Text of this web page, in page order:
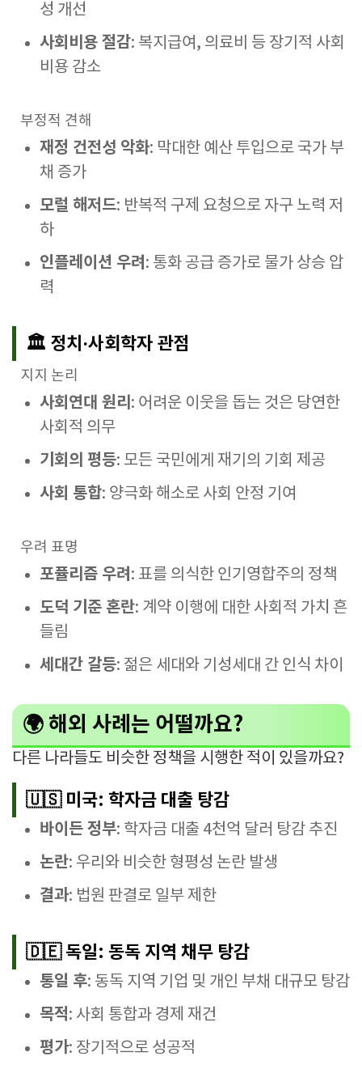
성 개선
사회비용 절감: 복지급여, 의료비 등 장기적 사회
비용 감소
부정적 견해
재정 건전성 악화: 막대한 예산 투입으로 국가 부
채 증가
모럴 해저드: 반복적 구제 요청으로 자구 노력 저
하
인플레이션 우려 : 통화 공급 증가로 물가 상승 압
력
🏛️ 정치·사회학자 관점
지지 논리
사회연대 원리 : 어려운 이웃을 돕는 것은 당연한
사회적 의무
기회의 평등: 모든 국민에게 재기의 기회 제공
사회 통합: 양극화 해소로 사회 안정 기여
우려 표명
포퓰리즘 우려 : 표를 의식한 인기영합주의 정책
도덕 기준 혼란: 계약 이행에 대한 사회적 가치 흔
들림
세대간 갈등: 젊은 세대와 기성세대 간 인식 차이
🌍 해외 사례는 어떨까요?
다른 나라들도 비슷한 정책을 시행한 적이 있을까요?
🇺🇸 미국: 학자금 대출 탕감
바이든 정부: 학자금 대출 4천억 달러 탕감 추진
논란: 우리와 비슷한 형평성 논란 발생
결과: 법원 판결로 일부 제한
🇩🇪 독일: 동독 지역 채무 탕감
통일 후: 동독 지역 기업 및 개인 부채 대규모 탕감
목적: 사회 통합과 경제 재건
평가: 장기적으로 성공적